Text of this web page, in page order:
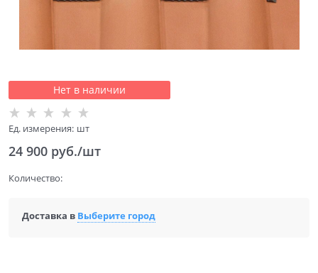
Нет в наличии
Ед. измерения: шт
24 900 руб./шт
Количество:
Доставка в Выберите город